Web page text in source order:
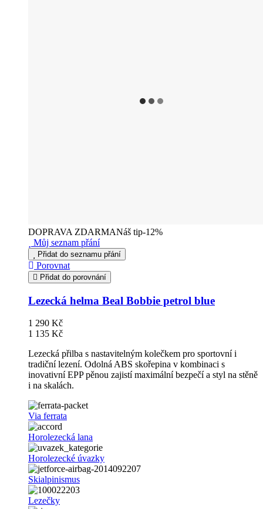
DOPRAVA ZDARMANáš tip-12%
Můj seznam přání
Přidat do seznamu přání
Porovnat
Přidat do porovnání
Lezecká helma Beal Bobbie petrol blue
1 290 Kč
1 135 Kč
Lezecká přilba s nastavitelným kolečkem pro sportovní i
tradiční lezení. Odolná ABS skořepina v kombinaci s
inovativní EPP pěnou zajistí maximální bezpečí a styl na stěně
i na skalách.
Via ferrata
Horolezecká lana
Horolezecké úvazky
Skialpinismus
Lezečky